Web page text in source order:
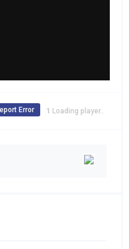
Loading player..
Report Error